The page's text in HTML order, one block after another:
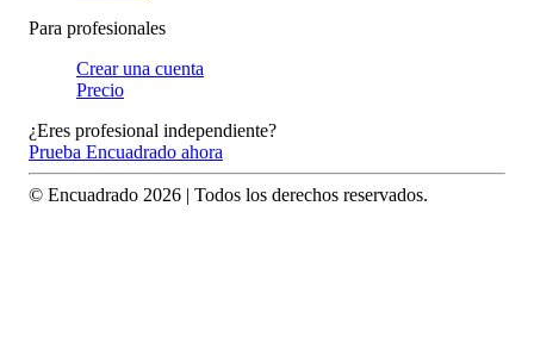
Para profesionales
Crear una cuenta
Precio
¿Eres profesional independiente?
Prueba Encuadrado ahora
© Encuadrado 2026 | Todos los derechos reservados.